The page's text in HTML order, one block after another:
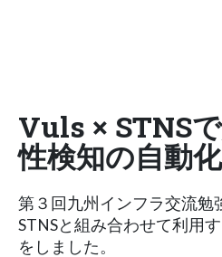
Vuls × STNS
性検知の自動化
第３回九州インフラ交流勉
STNSと組み合わせて利用
をしました。